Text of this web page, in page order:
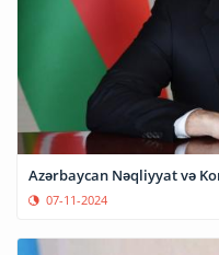
Azərbaycan Nəqliyyat və
07-11-2024